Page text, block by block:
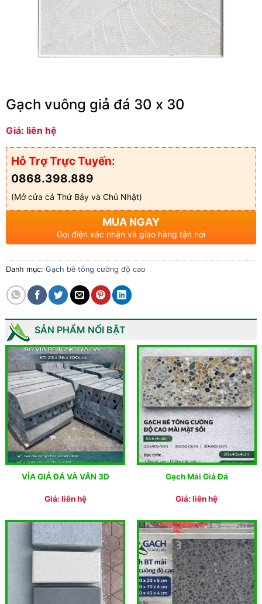
Gạch vuông giả đá 30 x 30
Giá: liên hệ
Hỗ Trợ Trực Tuyến:
0868.398.889
(Mở cửa cả Thứ Bảy và Chủ Nhật)
MUA NGAY
Gọi điện xác nhận và giao hàng tận nơi
Danh mục: Gạch bê tông cường độ cao
SẢN PHẨM NỔI BẬT
VỈA GIẢ ĐÁ VÀ VÂN 3D
Giá: liên hệ
Gạch Mài Giả Đá
Giá: liên hệ